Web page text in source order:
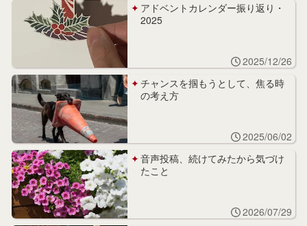
アドベントカレンダー振り返り・
2025
2025/12/26
チャンスを掴もうとして、焦る時
の考え方
2025/06/02
音声投稿、続けてみたから気づけ
たこと
2026/07/29